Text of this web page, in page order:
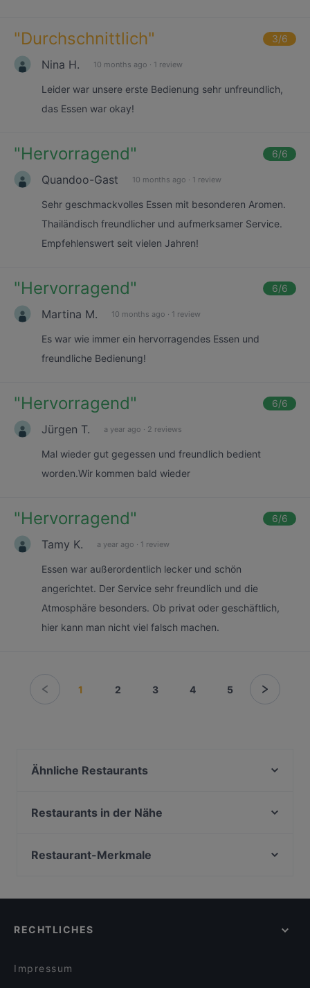
"Durchschnittlich" 3/6
Nina H. 10 months ago · 1 review
Leider war unsere erste Bedienung sehr unfreundlich,
das Essen war okay!
"Hervorragend" 6/6
Quandoo-Gast 10 months ago · 1 review
Sehr geschmackvolles Essen mit besonderen Aromen.
Thailändisch freundlicher und aufmerksamer Service.
Empfehlenswert seit vielen Jahren!
"Hervorragend" 6/6
Martina M. 10 months ago · 1 review
Es war wie immer ein hervorragendes Essen und
freundliche Bedienung!
"Hervorragend" 6/6
Jürgen T. a year ago · 2 reviews
Mal wieder gut gegessen und freundlich bedient
worden.Wir kommen bald wieder
"Hervorragend" 6/6
Tamy K. a year ago · 1 review
Essen war außerordentlich lecker und schön
angerichtet. Der Service sehr freundlich und die
Atmosphäre besonders. Ob privat oder geschäftlich,
hier kann man nicht viel falsch machen.
1 2 3 4 5
Ähnliche Restaurants
Vivet
SPEISEKONTOR Hamburg - KÖRRI
Tooday Restaurant
Restaurants in der Nähe
Curry Lounge
Ristorante Pizzeria Arione
Restaurant-Merkmale
Für Gruppen geeignete Restaurants in Hamburg
RECHTLICHES
Impressum